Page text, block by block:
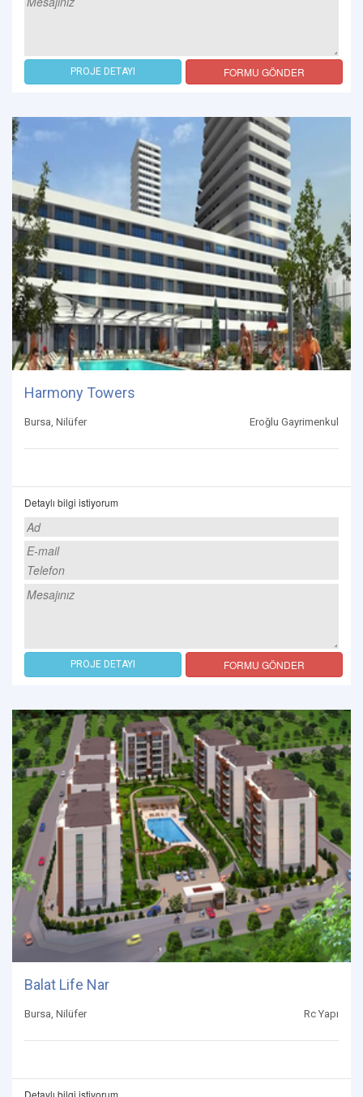
PROJE DETAYI FORMU GÖNDER
Harmony Towers
Bursa, Nilüfer Eroğlu Gayrimenkul
Detaylı bilgi istiyorum
PROJE DETAYI FORMU GÖNDER
Balat Life Nar
Bursa, Nilüfer Rc Yapı
Detaylı bilgi istiyorum